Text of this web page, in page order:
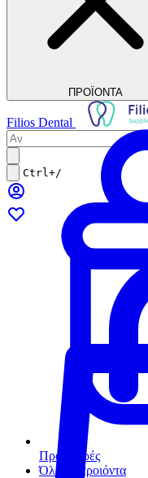
ΠΡΟΪΟΝΤΑ
Προσφορές
Όλα τα προιόντα
Filios Dental
Ctrl+/